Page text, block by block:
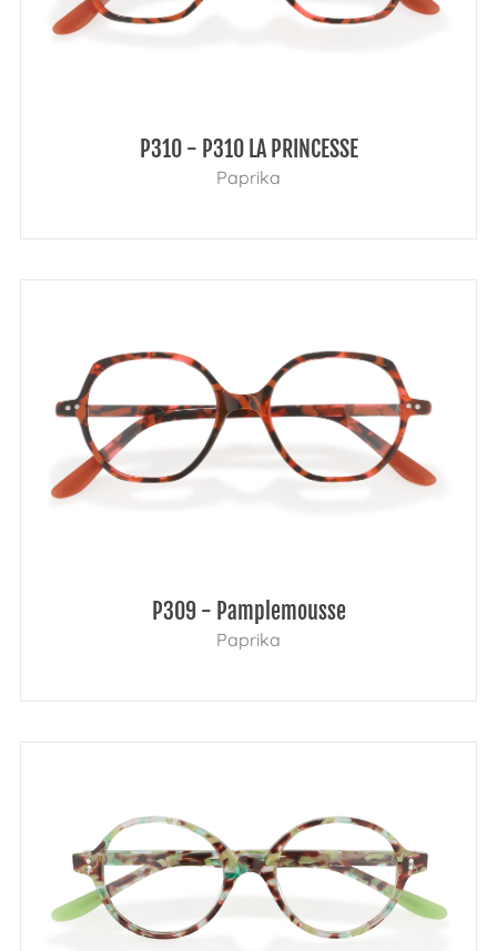
P310 - P310 LA PRINCESSE
Paprika
P309 - Pamplemousse
Paprika